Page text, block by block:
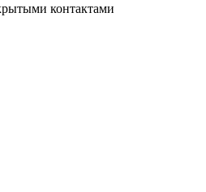
контактами